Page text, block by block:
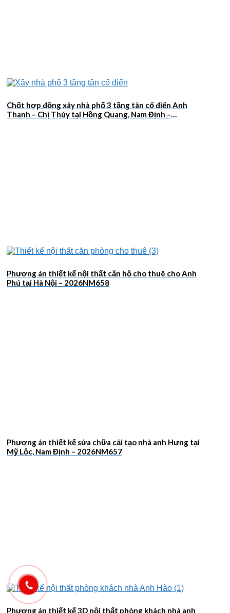
Chốt hợp đồng xây nhà phố 3 tầng tân cổ điển Anh
Thanh – Chị Thúy tại Hồng Quang, Nam Định –
Phương án thiết kế nội thất căn hộ cho thuê cho Anh
Phú tại Hà Nội – 2026NM658
Phương án thiết kế sửa chữa cải tạo nhà anh Hưng tại
Mỹ Lộc, Nam Định – 2026NM657
Phương án thiết kế 3D nội thất phòng khách nhà anh